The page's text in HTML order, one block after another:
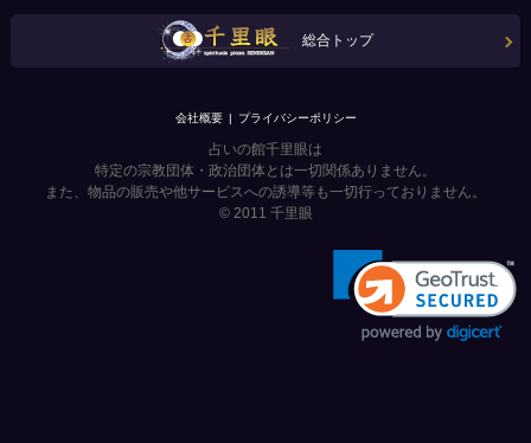
総合トップ
会社概要 プライバシーポリシー
占いの館千里眼は
特定の宗教団体・政治団体とは一切関係ありません。
また、物品の販売や他サービスへの誘導等も一切行っておりません。
© 2011 千里眼